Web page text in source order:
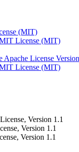
(MIT)
License (MIT)
Apache License
License (MIT)
Version 1.1
Version 1.1
Version 1.1